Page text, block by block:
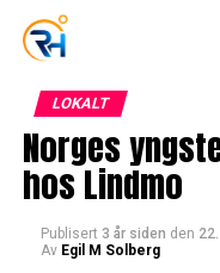
LOKALT
Norges
hos Lindmo
Publisert 3 år siden den
Av Egil M Solberg